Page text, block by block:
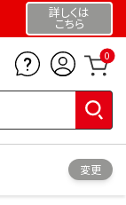
詳しくは
こちら
0
変更